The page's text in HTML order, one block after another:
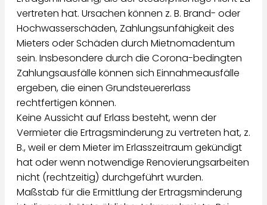
vertreten hat. Ursachen können z. B. Brand- oder
Hochwasserschäden, Zahlungsunfähigkeit des
Mieters oder Schäden durch Mietnomadentum
sein. Insbesondere durch die Corona-bedingten
Zahlungsausfälle können sich Einnahmeausfälle
ergeben, die einen Grundsteuererlass
rechtfertigen können.
Keine Aussicht auf Erlass besteht, wenn der
Vermieter die Ertragsminderung zu vertreten hat, z.
B., weil er dem Mieter im Erlasszeitraum gekündigt
hat oder wenn notwendige Renovierungsarbeiten
nicht (rechtzeitig) durchgeführt wurden.
Maßstab für die Ermittlung der Ertragsminderung